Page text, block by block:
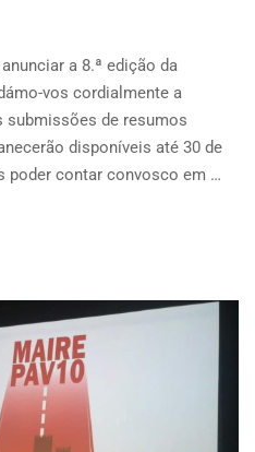
a 8.ª edição da
vos cordialmente a
submissões de resumos
disponíveis até 30 de
poder contar convosco em …